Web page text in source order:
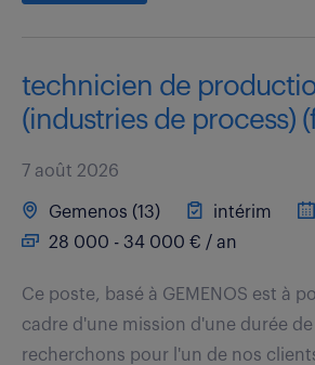
technicien de
(industries de process)
7 août 2026
Gemenos (13) intérim
28 000 - 34 000 € / an
Ce poste, basé à GEMENOS est à
cadre d'une mission d'une durée
recherchons pour l'un de nos